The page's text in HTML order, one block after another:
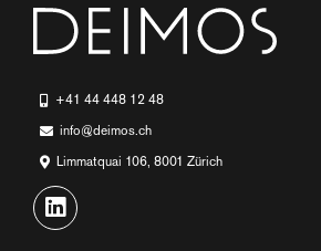
+41 44 448 12 48
info@deimos.ch
Limmatquai 106, 8001 Zürich